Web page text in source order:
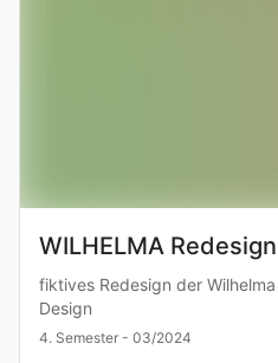
WILHELMA Redesign
fiktives Redesign der
Design
4. Semester - 03/2024